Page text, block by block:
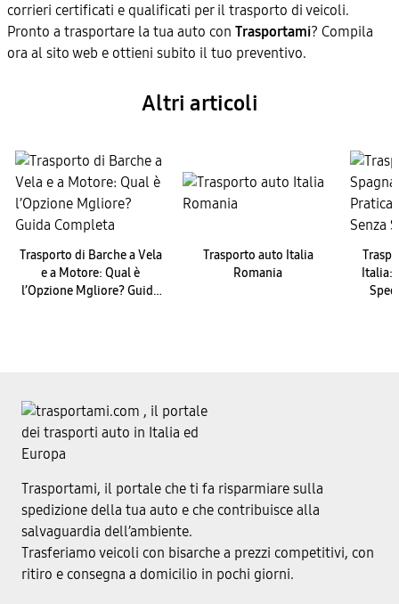
corrieri certificati e qualificati per il trasporto di veicoli.
Pronto a trasportare la tua auto con Trasportami? Compila
ora al sito web e ottieni subito il tuo preventivo.
Altri articoli
Trasporto di Barche a Vela
e a Motore: Qual è
l’Opzione Mgliore? Guida
Trasporto auto Italia
Romania
Italia:
Trasportami, il portale che ti fa risparmiare sulla
spedizione della tua auto e che contribuisce alla
salvaguardia dell’ambiente.
Trasferiamo veicoli con bisarche a prezzi competitivi, con
ritiro e consegna a domicilio in pochi giorni.